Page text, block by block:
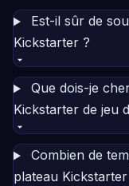
Est-il sûr de
Kickstarter ?
Que dois-je
Kickstarter de jeu
Combien de
plateau